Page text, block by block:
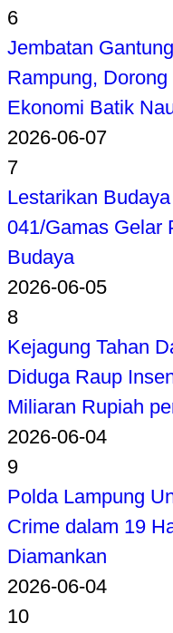
6
Jembatan
Rampung,
Ekonomi Batik
2026-06-07
7
Lestarikan
041/Gamas Gelar
Budaya
2026-06-05
8
Kejagung Tahan
Diduga Raup
Miliaran Rupiah
2026-06-04
9
Polda Lampung
Crime dalam 19
Diamankan
2026-06-04
10